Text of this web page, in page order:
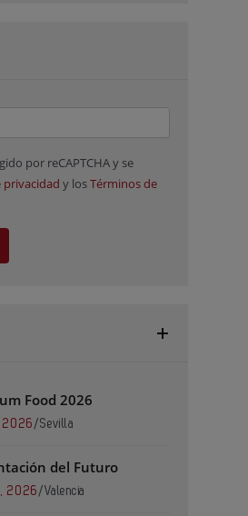
por reCAPTCHA y se
privacidad y losTérminos de
Food 2026
2026 /Sevilla
del Futuro
2026/Valencia